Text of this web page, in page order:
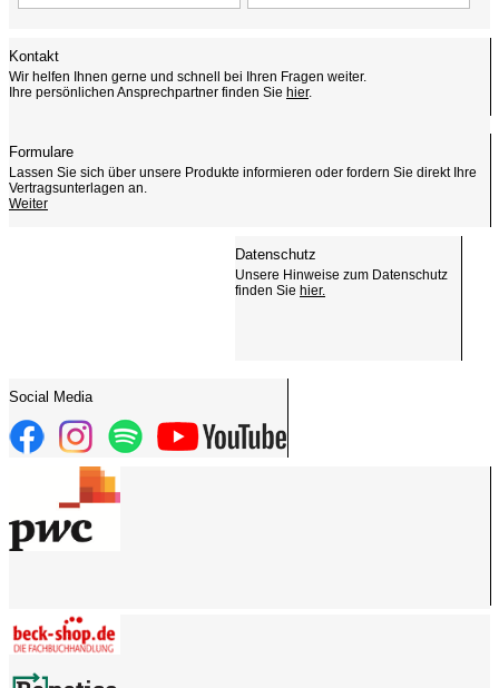
Kontakt
Wir helfen Ihnen gerne und schnell bei Ihren Fragen weiter.
Ihre persönlichen Ansprechpartner finden Sie hier.
Formulare
Lassen Sie sich über unsere Produkte informieren oder fordern Sie direkt Ihre
Vertragsunterlagen an.
Weiter
Datenschutz
Unsere Hinweise zum Datenschutz
finden Sie hier.
Social Media